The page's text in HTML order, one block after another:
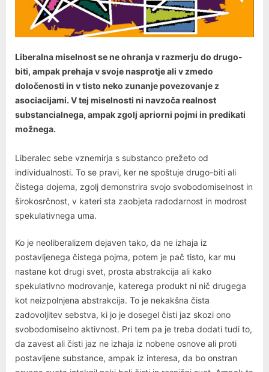
Liberalna miselnost se ne ohranja v razmerju do drugo-
biti, ampak prehaja v svoje nasprotje ali v zmedo
določenosti in v tisto neko zunanje povezovanje z
asociacijami. V tej miselnosti ni navzoča realnost
substancialnega, ampak zgolj apriorni pojmi in predikati
možnega.
Liberalec sebe vznemirja s substanco prežeto od
individualnosti. To se pravi, ker ne spoštuje drugo-biti ali
čistega dojema, zgolj demonstrira svojo svobodomiselnost in
širokosrčnost, v kateri sta zaobjeta radodarnost in modrost
spekulativnega uma.
Ko je neoliberalizem dejaven tako, da ne izhaja iz
postavljenega čistega pojma, potem je pač tisto, kar mu
nastane kot drugi svet, prosta abstrakcija ali kako
spekulativno modrovanje, katerega produkt ni nič drugega
kot neizpolnjena abstrakcija. To je nekakšna čista
zadovoljitev sebstva, ki jo je dosegel čisti jaz skozi ono
svobodomiselno aktivnost. Pri tem pa je treba dodati tudi to,
da zavest ali čisti jaz ne izhaja iz nobene osnove ali proti
postavljene substance, ampak iz interesa, da bo onstran